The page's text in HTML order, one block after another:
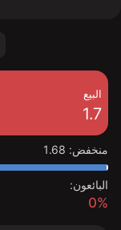
البيع
1.7
منخفض:
1.68
البائعون:
0%